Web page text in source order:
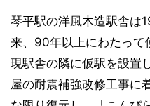
琴平駅の洋風木造駅舎は
来、90年以上にわたって
現駅舎の隣に仮駅を設置
屋の耐震補強改修工事に